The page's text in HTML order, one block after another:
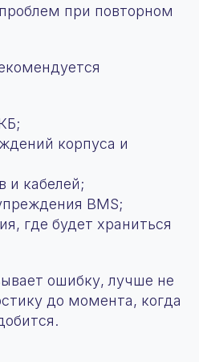
при повторном
корпуса и
и кабелей;
BMS;
где будет храниться
ошибку, лучше не
до момента, когда